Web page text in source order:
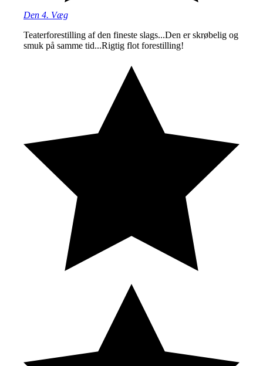
Den 4. Væg
Teaterforestilling af den fineste slags...Den er skrøbelig og
smuk på samme tid...Rigtig flot forestilling!